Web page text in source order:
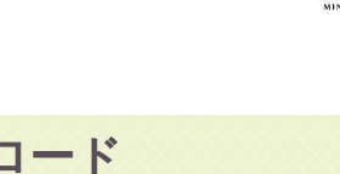
ード